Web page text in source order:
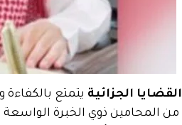
الجزائية يتمتع
المحامين ذوي الخبرة